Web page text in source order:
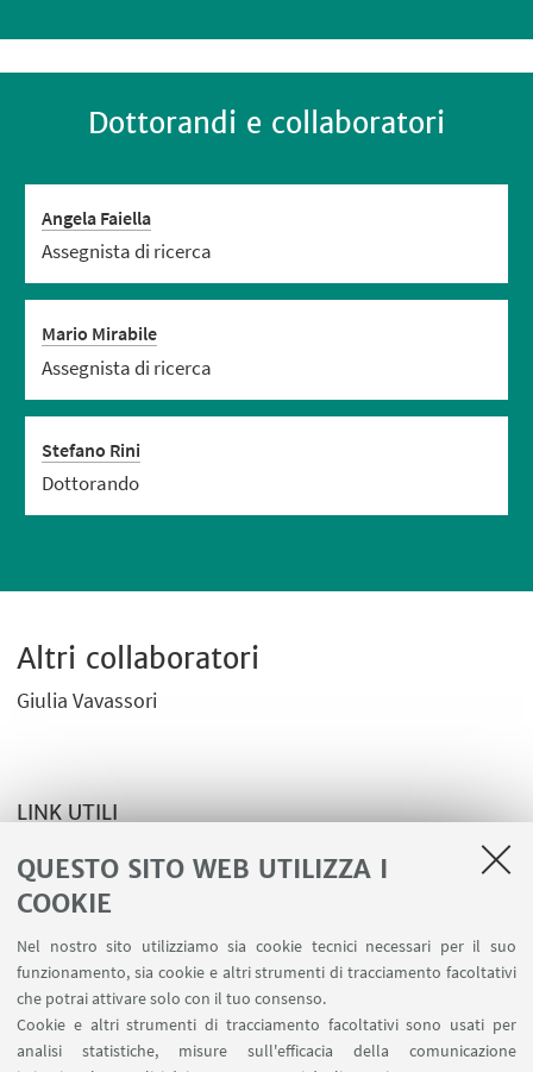
QUESTO SITO WEB UTILIZZA I
COOKIE
Nel nostro sito utilizziamo sia cookie tecnici necessari per il suo
funzionamento, sia cookie e altri strumenti di tracciamento facoltativi
che potrai attivare solo con il tuo consenso.
Cookie e altri strumenti di tracciamento facoltativi sono usati per
analisi statistiche, misure sull'efficacia della comunicazione
Dottorandi e collaboratori
Angela Faiella
Assegnista di ricerca
Mario Mirabile
Assegnista di ricerca
Stefano Rini
Dottorando
Altri collaboratori
Giulia Vavassori
LINK UTILI
Sito web del gruppo
LINK UTILI